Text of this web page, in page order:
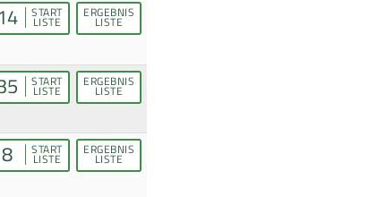
START
LISTE
ERGEBNIS
LISTE
START
LISTE
ERGEBNIS
LISTE
8 START
LISTE
ERGEBNIS
LISTE